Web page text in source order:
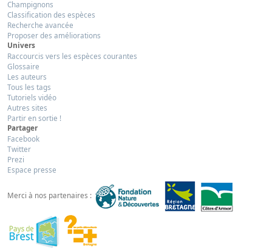
Champignons
Classification des espèces
Recherche avancée
Proposer des améliorations
Univers
Raccourcis vers les espèces courantes
Glossaire
Les auteurs
Tous les tags
Tutoriels vidéo
Autres sites
Partir en sortie !
Partager
Facebook
Twitter
Prezi
Espace presse
Merci à nos partenaires :